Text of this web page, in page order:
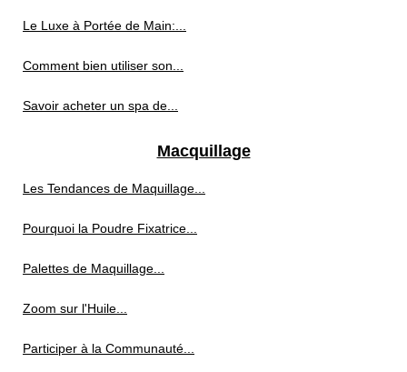
Le Luxe à Portée de Main:...
Comment bien utiliser son...
Savoir acheter un spa de...
Macquillage
Les Tendances de Maquillage...
Pourquoi la Poudre Fixatrice...
Palettes de Maquillage...
Zoom sur l'Huile...
Participer à la Communauté...